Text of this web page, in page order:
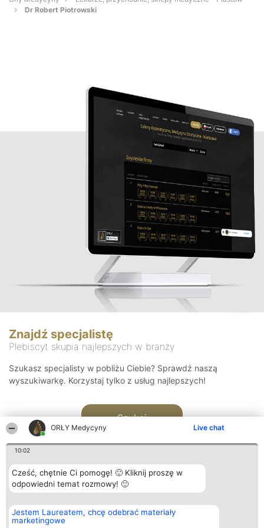
ORŁY Medycyny Live chat
10:02
Cześć, chętnie Ci pomogę! 🙂 Kliknij proszę w
odpowiedni temat rozmowy! 🙂
Jestem Laureatem, chcę odebrać materiały
marketingowe
Dr Robert Piotrowski
Znajdź specjalistę
Plebiscyt skupia najlepszych w branży
Szukasz specjalisty w pobliżu Ciebie? Sprawdź naszą
wyszukiwarkę. Korzystaj tylko z usług najlepszych!
Szukaj
Organizator plebiscytu
Bright Side Solutions sp. z o.
o. sp. k.
Plebiscyt
Laureaci
Kontakt
Kontakt